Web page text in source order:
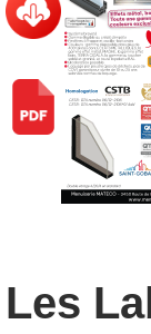
Les